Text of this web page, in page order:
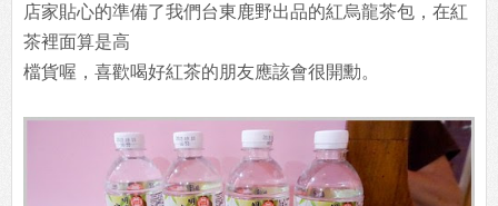
店家貼心的準備了我們台東鹿野出品的紅烏龍茶包，在紅
茶裡面算是高
檔貨喔，喜歡喝好紅茶的朋友應該會很開勳。